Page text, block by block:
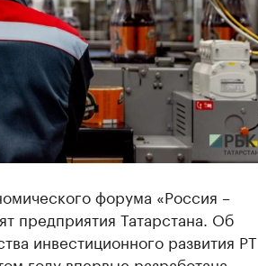
форума «Россия –
предприятия Татарстана. Об
инвестиционного развития РТ